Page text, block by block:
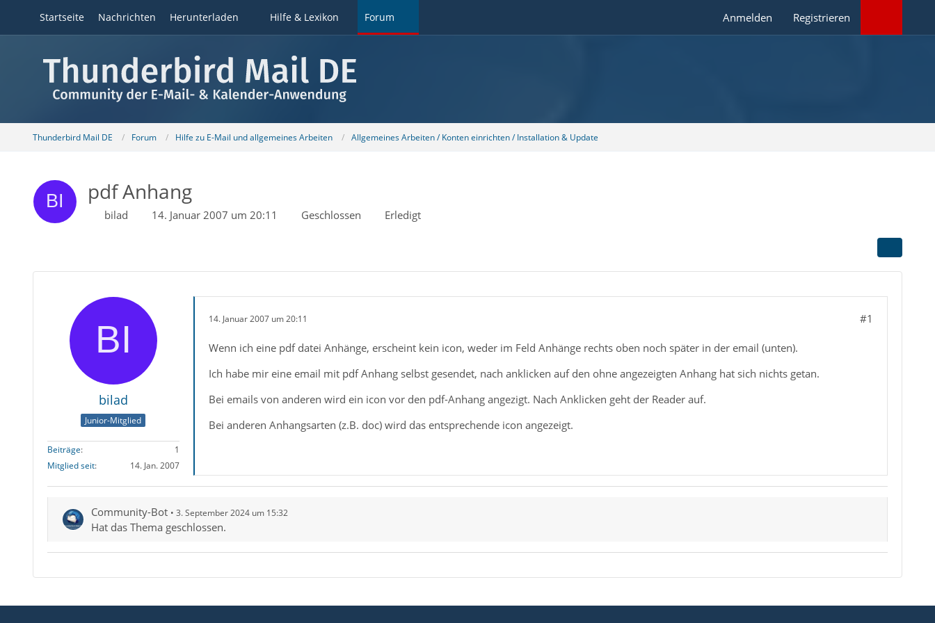
Startseite Nachrichten Herunterladen Hilfe & Lexikon Forum Anmelden Registrieren
Thunderbird Mail DE Forum Hilfe zu E-Mail und allgemeines Arbeiten Allgemeines Arbeiten / Konten einrichten / Installation & Update
pdf Anhang
bilad 14. Januar 2007 um 20:11 Geschlossen Erledigt
bilad
Junior-Mitglied
Beiträge
1
Mitglied seit
14. Jan. 2007
14. Januar 2007 um 20:11 #1
Wenn ich eine pdf datei Anhänge, erscheint kein icon, weder im Feld Anhänge rechts oben noch später in der email (unten).
Ich habe mir eine email mit pdf Anhang selbst gesendet, nach anklicken auf den ohne angezeigten Anhang hat sich nichts getan.
Bei emails von anderen wird ein icon vor den pdf-Anhang angezigt. Nach Anklicken geht der Reader auf.
Bei anderen Anhangsarten (z.B. doc) wird das entsprechende icon angezeigt.
Community-Bot 3. September 2024 um 15:32
Hat das Thema geschlossen.